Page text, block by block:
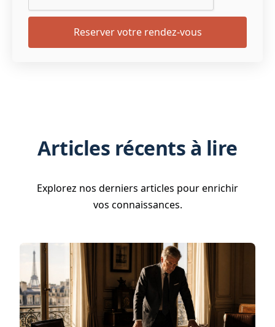
Articles récents à lire
Explorez nos derniers articles pour enrichir
vos connaissances.